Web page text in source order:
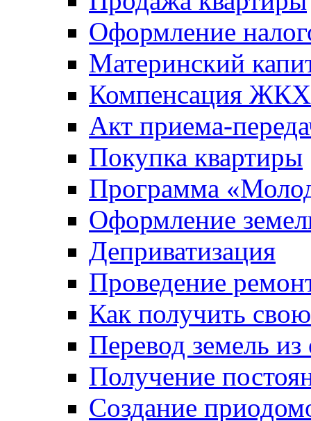
Оформление
Материнский
Компенсация ЖКХ
Акт приема-
Покупка квартиры
Программа
Оформление
Деприватизация
Проведение
Как получить
Перевод земель
Получение
Создание